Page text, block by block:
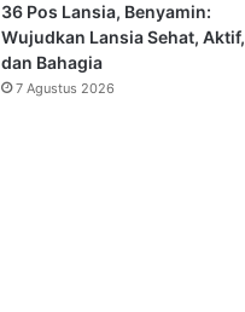
36 Pos Lansia, Benyamin:
Wujudkan Lansia Sehat, Aktif,
dan Bahagia
7 Agustus 2026